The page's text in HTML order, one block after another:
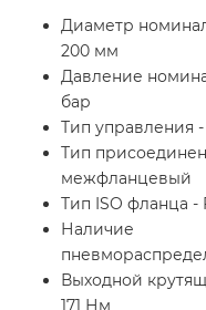
Диаметр
200 мм
Давление
бар
Тип управления -
Тип
межфланцевый
Тип ISO фланца -
Наличие
Выходной
171 Нм